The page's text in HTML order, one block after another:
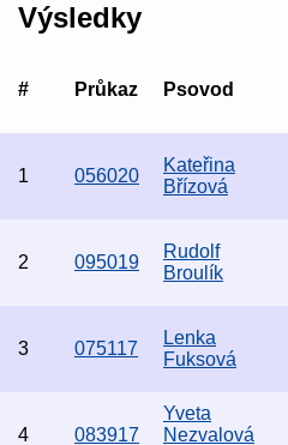
Výsledky
# Průkaz Psovod
1 056020
Kateřina
Břízová
2 095019
Rudolf
Broulík
3 075117
Lenka
Fuksová
4 083917
Yveta
Nezvalová